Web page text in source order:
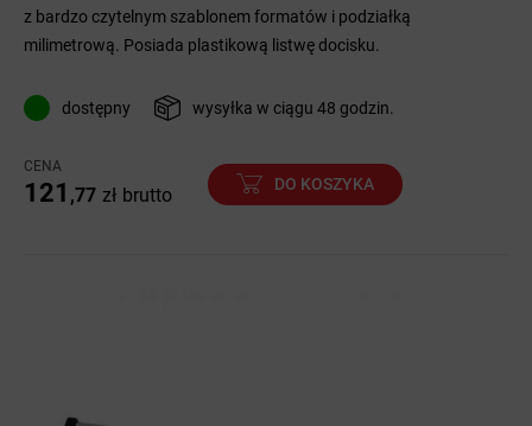
z bardzo czytelnym szablonem formatów i podziałką
milimetrową. Posiada plastikową listwę docisku.
dostępny wysyłka w ciągu 48 godzin.
CENA
121 ,77 zł brutto
DO KOSZYKA